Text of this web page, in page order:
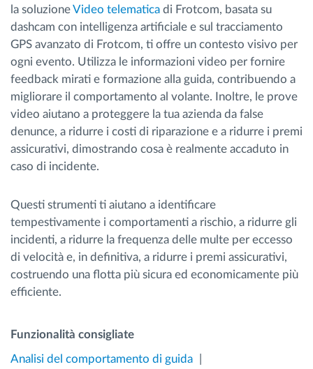
la soluzioneVideo telematica di Frotcom, basata su
dashcam con intelligenza artificiale e sul tracciamento
GPS avanzato di Frotcom, ti offre un contesto visivo per
ogni evento. Utilizza le informazioni video per fornire
feedback mirati e formazione alla guida, contribuendo a
migliorare il comportamento al volante. Inoltre, le prove
video aiutano a proteggere la tua azienda da false
denunce, a ridurre i costi di riparazione e a ridurre i premi
assicurativi, dimostrando cosa è realmente accaduto in
caso di incidente.
Questi strumenti ti aiutano a identificare
tempestivamente i comportamenti a rischio, a ridurre gli
incidenti, a ridurre la frequenza delle multe per eccesso
di velocità e, in definitiva, a ridurre i premi assicurativi,
costruendo una flotta più sicura ed economicamente più
efficiente.
Funzionalità consigliate
Analisi del comportamento di guida